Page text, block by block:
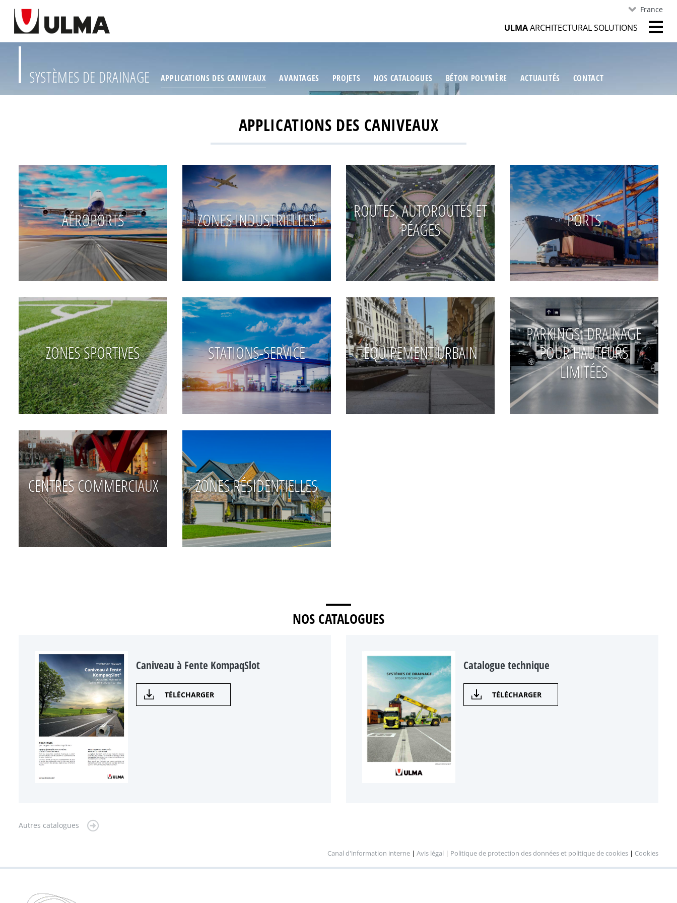
France
ULMAARCHITECTURAL SOLUTIONS
SYSTÈMES DE DRAINAGE APPLICATIONS DES CANIVEAUX AVANTAGES PROJETS NOS CATALOGUES BÉTON POLYMÈRE ACTUALITÉS CONTACT
APPLICATIONS DES CANIVEAUX
AÉROPORTS ZONES INDUSTRIELLES
ROUTES, AUTOROUTES ET
PÉAGES
PORTS
ZONES SPORTIVES STATIONS-SERVICE ÉQUIPEMENT URBAIN
PARKINGS: DRAINAGE
POUR HAUTEURS
LIMITÉES
CENTRES COMMERCIAUX ZONES RÉSIDENTIELLES
NOS CATALOGUES
Caniveau à Fente KompaqSlot
TÉLÉCHARGER
Catalogue technique
TÉLÉCHARGER
Autres catalogues
Canal d'information interne | Avis légal | Politique de protection des données et politique de cookies | Cookies